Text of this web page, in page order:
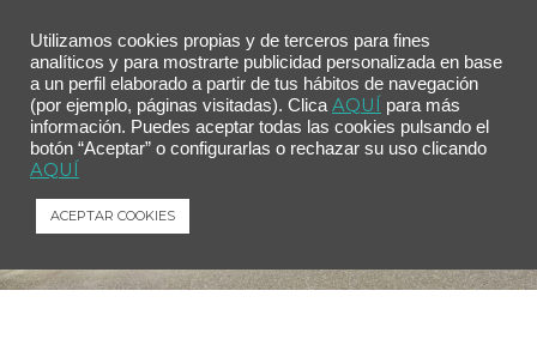
Utilizamos cookies propias y de terceros para fines
analíticos y para mostrarte publicidad personalizada en base
a un perfil elaborado a partir de tus hábitos de navegación
(por ejemplo, páginas visitadas). Clica AQUÍ para más
información. Puedes aceptar todas las cookies pulsando el
botón “Aceptar” o configurarlas o rechazar su uso clicando
AQUÍ
ACEPTAR COOKIES